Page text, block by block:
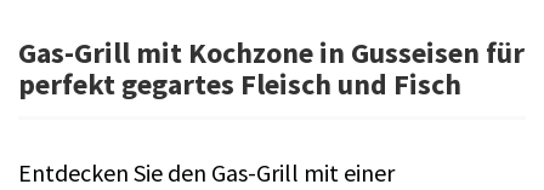
Gas-Grill mit Kochzone in Gusseisen für
perfekt gegartes Fleisch und Fisch
Entdecken Sie den Gas-Grill mit einer